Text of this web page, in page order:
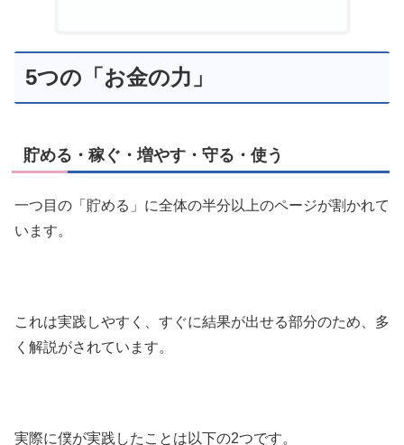
5つの「お金の力」
貯める・稼ぐ・増やす・守る・使う
一つ目の「貯める」に全体の半分以上のページが割かれて
います。
これは実践しやすく、すぐに結果が出せる部分のため、多
く解説がされています。
実際に僕が実践したことは以下の2つです。